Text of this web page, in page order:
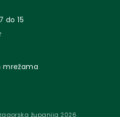
do 15
mrežama
županija 2026.